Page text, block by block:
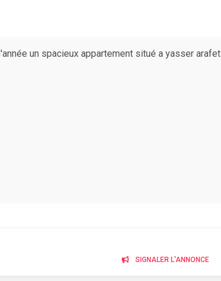
un spacieux appartement situé a yasser arafet
SIGNALER L'ANNONCE